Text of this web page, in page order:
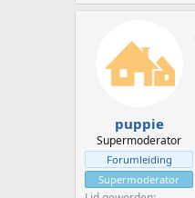
puppie
Supermoderator
Forumleiding
Supermoderator